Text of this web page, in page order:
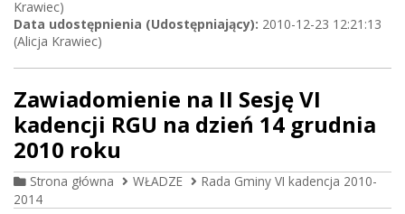
Krawiec)
Data udostępnienia (Udostępniający): 2010-12-23 12:21:13
(Alicja Krawiec)
Zawiadomienie na II Sesję VI
kadencji RGU na dzień 14 grudnia
2010 roku
Strona główna WŁADZE
Rada Gminy VI kadencja 2010-
2014